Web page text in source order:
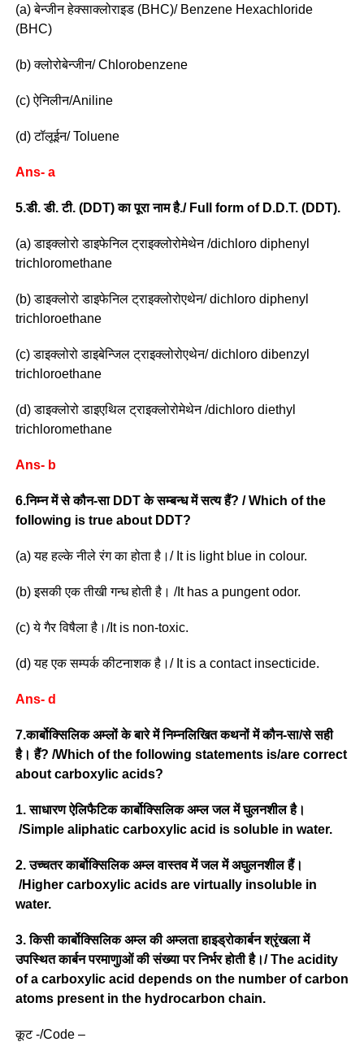
(a) बेन्जीन हेक्साक्लोराइड (BHC)/ Benzene Hexachloride
(BHC)
(b) क्लोरोबेन्जीन/ Chlorobenzene
(c) ऐनिलीन/Aniline
(d) टॉलूईन/ Toluene
Ans- a
5.डी. डी. टी. (DDT) का पूरा नाम है./ Full form of D.D.T. (DDT).
(a) डाइक्लोरो डाइफेनिल ट्राइक्लोरोमेथेन /dichloro diphenyl
trichloromethane
(b) डाइक्लोरो डाइफेनिल ट्राइक्लोरोएथेन/ dichloro diphenyl
trichloroethane
(c) डाइक्लोरो डाइबेन्जिल ट्राइक्लोरोएथेन/ dichloro dibenzyl
trichloroethane
(d) डाइक्लोरो डाइएथिल ट्राइक्लोरोमेथेन /dichloro diethyl
trichloromethane
Ans- b
6.निम्न में से कौन-सा DDT के सम्बन्ध में सत्य हैं? / Which of the
following is true about DDT?
(a) यह हल्के नीले रंग का होता है।/ It is light blue in colour.
(b) इसकी एक तीखी गन्ध होती है। /It has a pungent odor.
(c) ये गैर विषैला है।/It is non-toxic.
(d) यह एक सम्पर्क कीटनाशक है।/ It is a contact insecticide.
Ans- d
7.कार्बोक्सिलिक अम्लों के बारे में निम्नलिखित कथनों में कौन-सा/से सही
है। हैं? /Which of the following statements is/are correct
about carboxylic acids?
1. साधारण ऐलिफैटिक कार्बोक्सिलिक अम्ल जल में घुलनशील है।
/Simple aliphatic carboxylic acid is soluble in water.
2. उच्चतर कार्बोक्सिलिक अम्ल वास्तव में जल में अघुलनशील हैं।
/Higher carboxylic acids are virtually insoluble in
water.
3. किसी कार्बोक्सिलिक अम्ल की अम्लता हाइड्रोकार्बन श्रृंखला में
उपस्थित कार्बन परमाणुाओं की संख्या पर निर्भर होती है।/ The acidity
of a carboxylic acid depends on the number of carbon
atoms present in the hydrocarbon chain.
कूट -/Code –